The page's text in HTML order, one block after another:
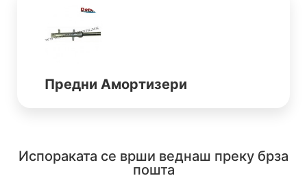
Предни Амортизери
Испораката се врши веднаш преку брза
пошта